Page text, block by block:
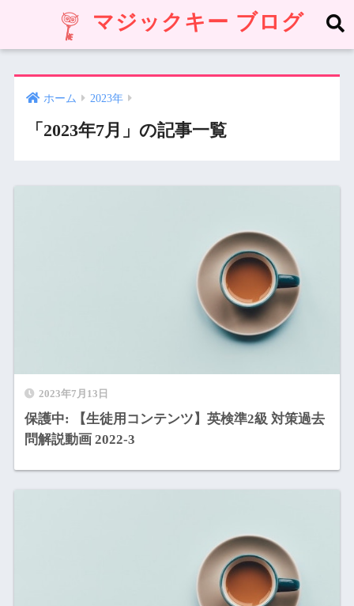
マジックキー ブログ
ホーム 2023年
「2023年7月」の記事一覧
2023年7月13日
保護中: 【生徒用コンテンツ】英検準2級 対策過去
問解説動画 2022-3